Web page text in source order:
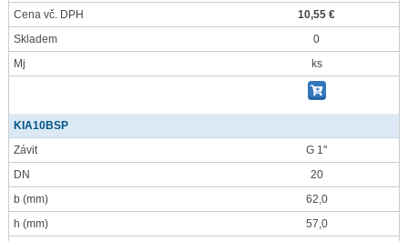
Cena vč. DPH
10,55 €
Skladem
0
Mj
ks
KIA10BSP
Závit
G 1"
DN
20
b (mm)
62,0
h (mm)
57,0